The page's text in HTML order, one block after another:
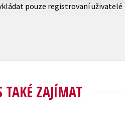
pouze registrovaní uživatelé
TAKÉ ZAJÍMAT